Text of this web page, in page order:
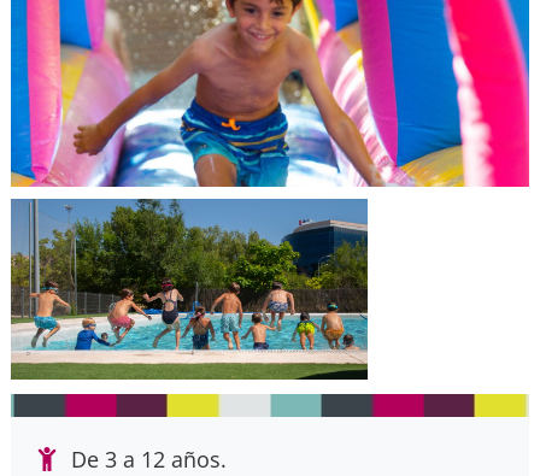
De 3 a 12 años.